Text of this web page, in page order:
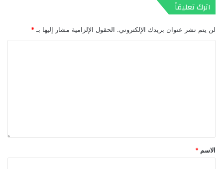
اترك تعليقاً
لن يتم نشر عنوان بريدك الإلكتروني. الحقول الإلزامية مشار إليها بـ *
الاسم *